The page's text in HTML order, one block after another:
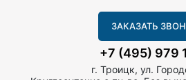
ЗАКАЗАТЬ
+7 (495) 979
г. Троицк, ул.